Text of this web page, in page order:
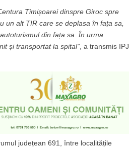
Timișoarei dinspre Giroc spre
un alt TIR care se deplasa în fața sa,
din fața sa. În urma
și transportat la spital” , a transmis IPJ
județean 691, între localitățile